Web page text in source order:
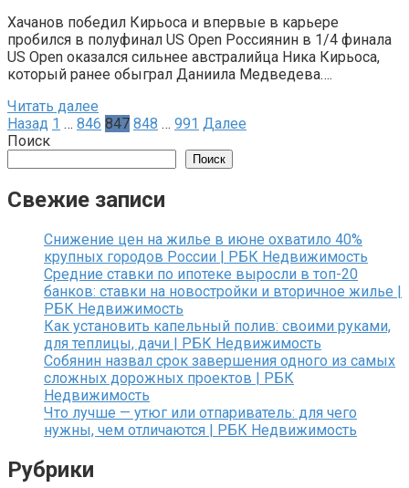
Хачанов победил Кирьоса и впервые в карьере
пробился в полуфинал US Open Россиянин в 1/4 финала
US Open оказался сильнее австралийца Ника Кирьоса,
который ранее обыграл Даниила Медведева….
Читать далее
Пагинация
записей
Назад 1 … 846 847 848 … 991 Далее
Поиск
Поиск
Свежие записи
Снижение цен на жилье в июне охватило 40%
крупных городов России | РБК Недвижимость
Средние ставки по ипотеке выросли в топ-20
банков: ставки на новостройки и вторичное жилье |
РБК Недвижимость
Как установить капельный полив: своими руками,
для теплицы, дачи | РБК Недвижимость
Собянин назвал срок завершения одного из самых
сложных дорожных проектов | РБК
Недвижимость
Что лучше — утюг или отпариватель: для чего
нужны, чем отличаются | РБК Недвижимость
Рубрики